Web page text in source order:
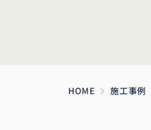
HOME 施工事例